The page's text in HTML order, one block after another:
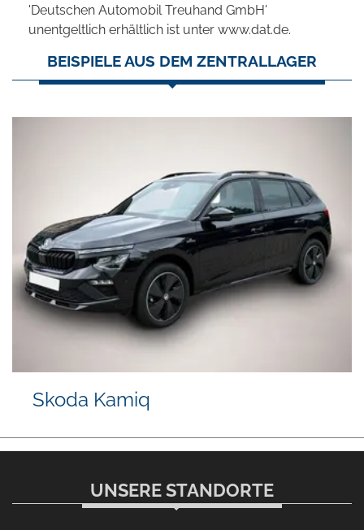
'Deutschen Automobil Treuhand GmbH'
unentgeltlich erhältlich ist unter www.dat.de.
BEISPIELE AUS DEM ZENTRALLAGER
Skoda Kamiq
UNSERE STANDORTE